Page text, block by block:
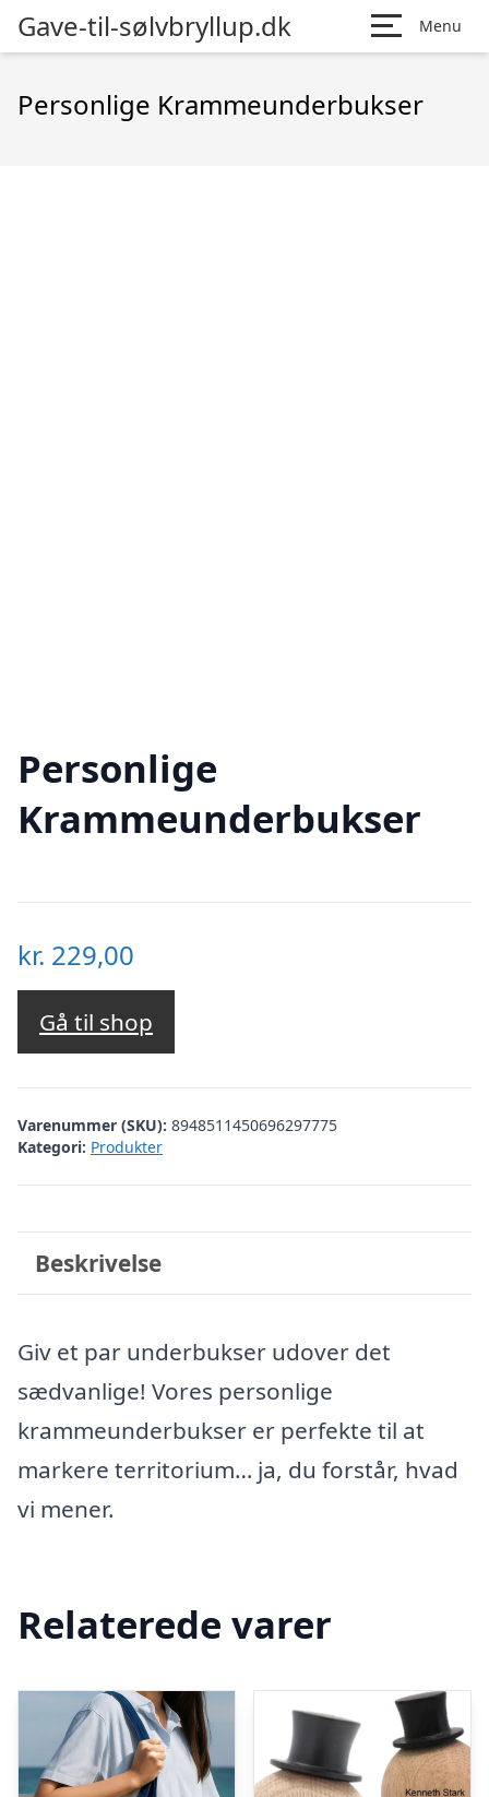
Gave-til-sølvbryllup.dk Menu
Personlige Krammeunderbukser
Personlige
Krammeunderbukser
kr. 229,00
Gå til shop
Varenummer (SKU): 8948511450696297775
Kategori: Produkter
Beskrivelse
Giv et par underbukser udover det
sædvanlige! Vores personlige
krammeunderbukser er perfekte til at
markere territorium… ja, du forstår, hvad
vi mener.
Relaterede varer